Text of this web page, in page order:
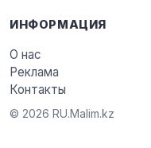
ИНФОРМАЦИЯ
О нас
Реклама
Контакты
© 2026 RU.Malim.kz